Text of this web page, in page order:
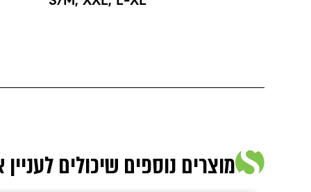
מוצרים נוספים שיכולים